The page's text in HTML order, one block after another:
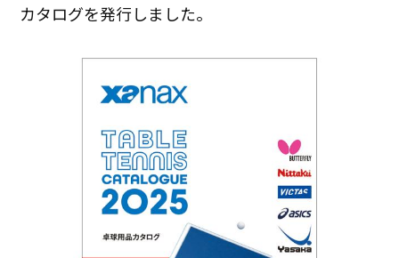
カタログを発行しました。